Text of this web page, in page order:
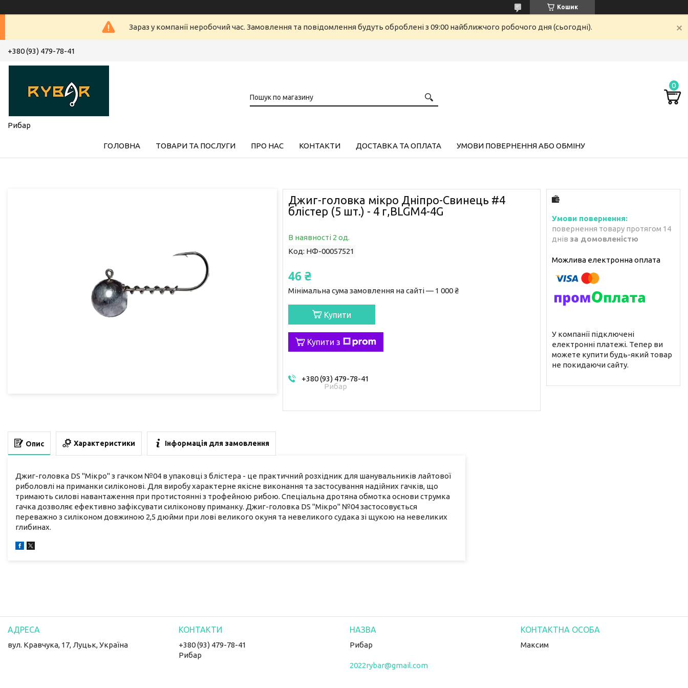
Кошик
Зараз у компанії неробочий час. Замовлення та повідомлення будуть оброблені з 09:00 найближчого робочого дня (сьогодні).
+380 (93) 479-78-41
Рибар
ГОЛОВНА ТОВАРИ ТА ПОСЛУГИ ПРО НАС КОНТАКТИ ДОСТАВКА ТА ОПЛАТА УМОВИ ПОВЕРНЕННЯ АБО ОБМІНУ
Джиг-головка мікро Дніпро-Свинець #4
блістер (5 шт.) - 4 г,BLGM4-4G
В наявності 2 од.
Код: НФ-00057521
46 ₴
Мінімальна сума замовлення на сайті — 1 000 ₴
Купити
Купити з
+380 (93) 479-78-41
Рибар
повернення товару протягом 14
днів за домовленістю
У компанії підключені
електронні платежі. Тепер ви
можете купити будь-який товар
не покидаючи сайту.
Опис Характеристики Інформація для замовлення
Джиг-головка DS "Мікро" з гачком №04 в упаковці з блістера - це практичний розхідник для шанувальників лайтової
риболовлі на приманки силіконові. Для виробу характерне якісне виконання та застосування надійних гачків, що
тримають силові навантаження при протистоянні з трофейною рибою. Спеціальна дротяна обмотка основи струмка
гачка дозволяє ефективно зафіксувати силіконову приманку. Джиг-головка DS "Мікро" №04 застосовується
переважно з силіконом довжиною 2,5 дюйми при лові великого окуня та невеликого судака зі щукою на невеликих
глибинах.
вул. Кравчука, 17, Луцьк, Україна
+380 (93) 479-78-41
Рибар
Рибар
2022rybar@gmail.com
Максим